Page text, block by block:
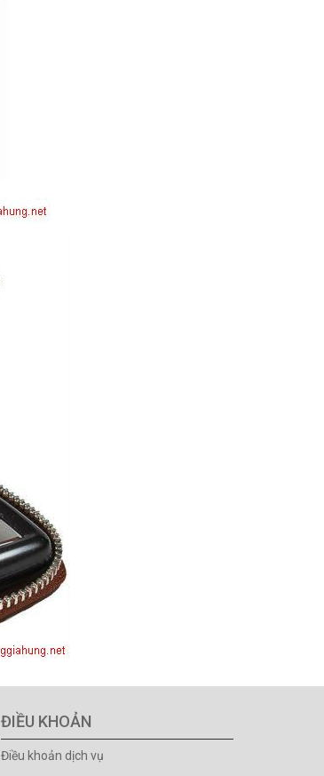
ĐIỀU KHOẢN
Điều khoản dịch vụ